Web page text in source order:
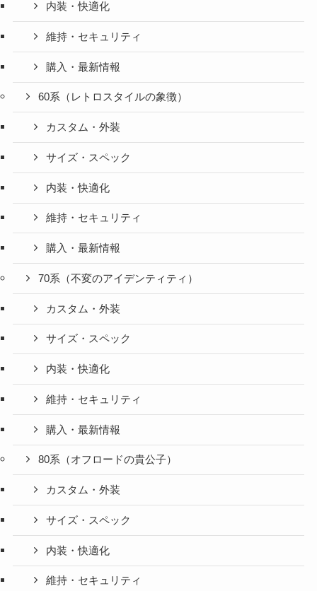
内装・快適化
維持・セキュリティ
購入・最新情報
60系（レトロスタイルの象徴）
カスタム・外装
サイズ・スペック
内装・快適化
維持・セキュリティ
購入・最新情報
70系（不変のアイデンティティ）
カスタム・外装
サイズ・スペック
内装・快適化
維持・セキュリティ
購入・最新情報
80系（オフロードの貴公子）
カスタム・外装
サイズ・スペック
内装・快適化
維持・セキュリティ